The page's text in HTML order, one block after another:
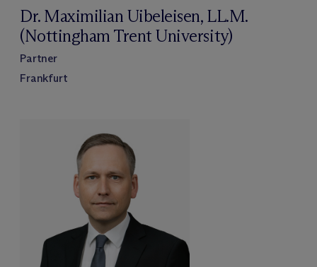
Dr. Maximilian Uibeleisen, LL.M.
(Nottingham Trent University)
Partner
Frankfurt